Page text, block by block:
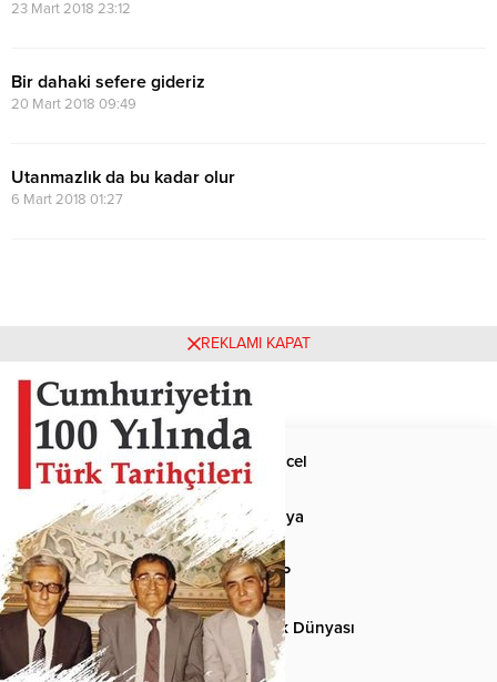
23 Mart 2018 23:12
Bir dahaki sefere gideriz
20 Mart 2018 09:49
Utanmazlık da bu kadar olur
6 Mart 2018 01:27
Anasayfa Güncel
Siyaset Dünya
Spor MHP
Kültür-Sanat Türk Dünyası
REKLAMI KAPAT